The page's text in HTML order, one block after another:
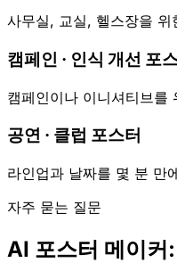
사무실, 교실, 헬스장을
캠페인 · 인식 개선 포
캠페인이나 이니셔티브를
공연 · 클럽 포스터
라인업과 날짜를 몇 분 만
자주 묻는 질문
AI 포스터 메이커